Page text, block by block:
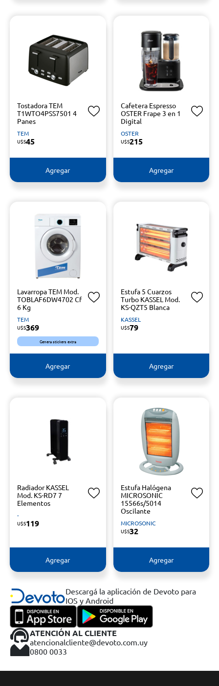
Tostadora TEM
T1WTO4PSS7501 4
Panes
TEM
U$S45
Agregar
Cafetera Espresso
OSTER Frape 3 en 1
Digital
OSTER
U$S215
Agregar
Lavarropa TEM Mod.
TOBLAF6DW4702 Cf
6 Kg
TEM
U$S369
Genera stickers extra
Agregar
Estufa 5 Cuarzos
Turbo KASSEL Mod.
KS-QZT5 Blanca
KASSEL
U$S79
Agregar
Radiador KASSEL
Mod. KS-RD7 7
Elementos
-
U$S119
Agregar
Estufa Halógena
MICROSONIC
15566s/5014
Oscilante
MICROSONIC
U$S32
Agregar
Descargá la aplicación de Devoto para
IOS y Android
ATENCIÓN AL CLIENTE
atencionalcliente@devoto.com.uy
0800 0033